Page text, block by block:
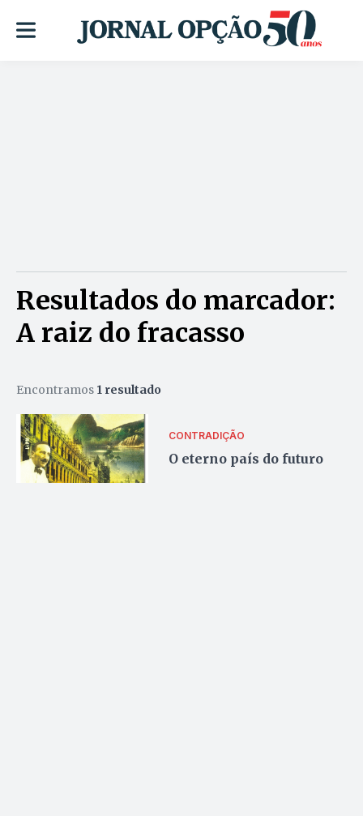
Resultados do marcador:
A raiz do fracasso
Encontramos 1 resultado
CONTRADIÇÃO
O eterno país do futuro